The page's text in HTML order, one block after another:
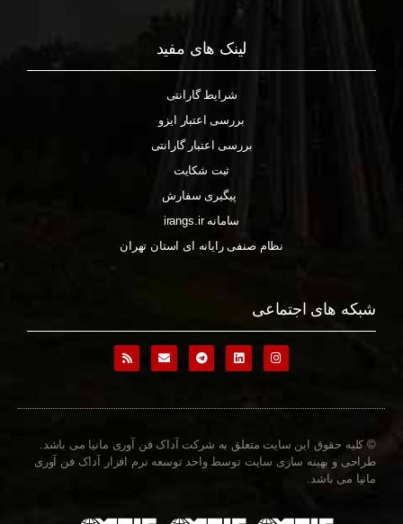
لینک های مفید
شرایط گارانتی
بررسی اعتبار ایزو
بررسی اعتبار گارانتی
ثبت شکایت
پیگیری سفارش
سامانه irangs.ir
نظام صنفی رایانه ای استان تهران
شبکه های اجتماعی
© کلیه حقوق این سایت متعلق به شرکت آداک فن آوری مانیا می باشد.
طراحی و بهینه سازی سایت توسط واحد توسعه نرم افزار آداک فن آوری
مانیا می باشد.